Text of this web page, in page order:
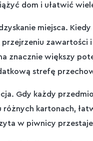
dom i ułatwić
miejsca.
przejrzeniu
znacznie większy
strefę
Gdy każdy
różnych kartonach,
w piwnicy